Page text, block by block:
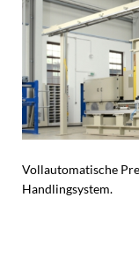
Vollautomatische
Handlingsystem.